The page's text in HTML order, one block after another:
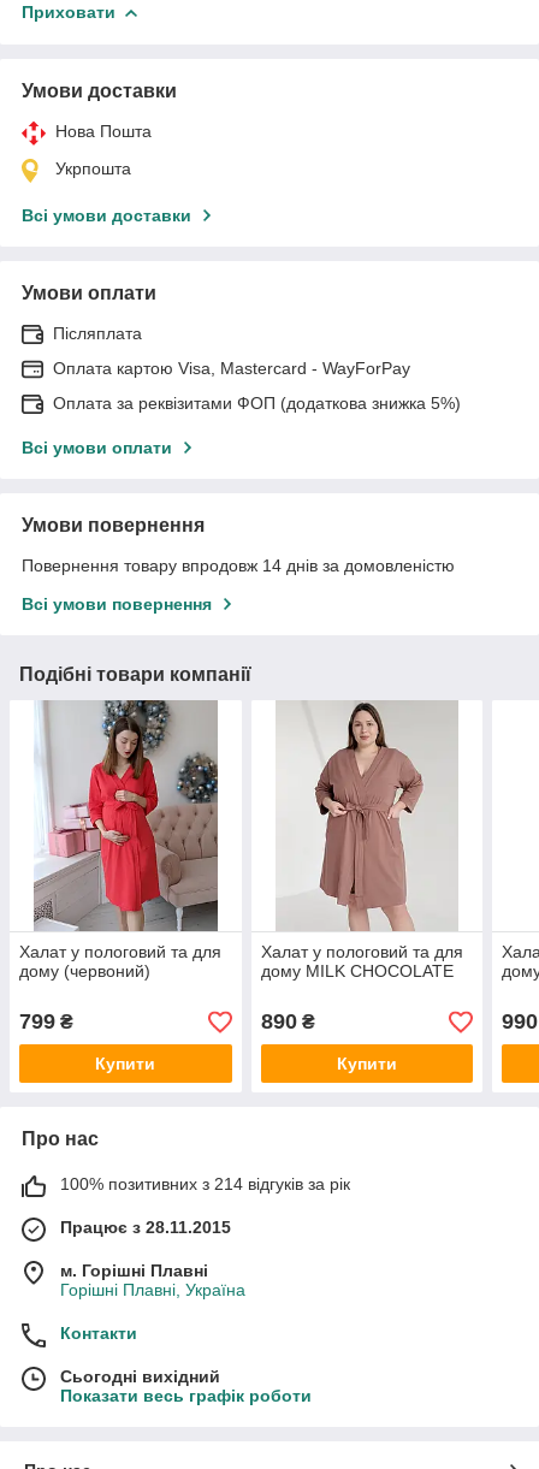
Приховати
Умови доставки
Нова Пошта
Укрпошта
Всі умови доставки
Умови оплати
Післяплата
Оплата картою Visa, Mastercard - WayForPay
Оплата за реквізитами ФОП (додаткова знижка 5%)
Всі умови оплати
Умови повернення
Повернення товару впродовж 14 днів за домовленістю
Всі умови повернення
Подібні товари компанії
Халат у пологовий та для
дому (червоний)
799 ₴
Купити
Халат у пологовий та для
дому MILK CHOCOLATE
890₴
Купити
990
Про нас
100% позитивних з 214 відгуків за рік
Працює з 28.11.2015
м. Горішні Плавні
Горішні Плавні, Україна
Контакти
Сьогодні вихідний
Показати весь графік роботи